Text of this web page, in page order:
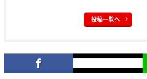
投稿一覧へ